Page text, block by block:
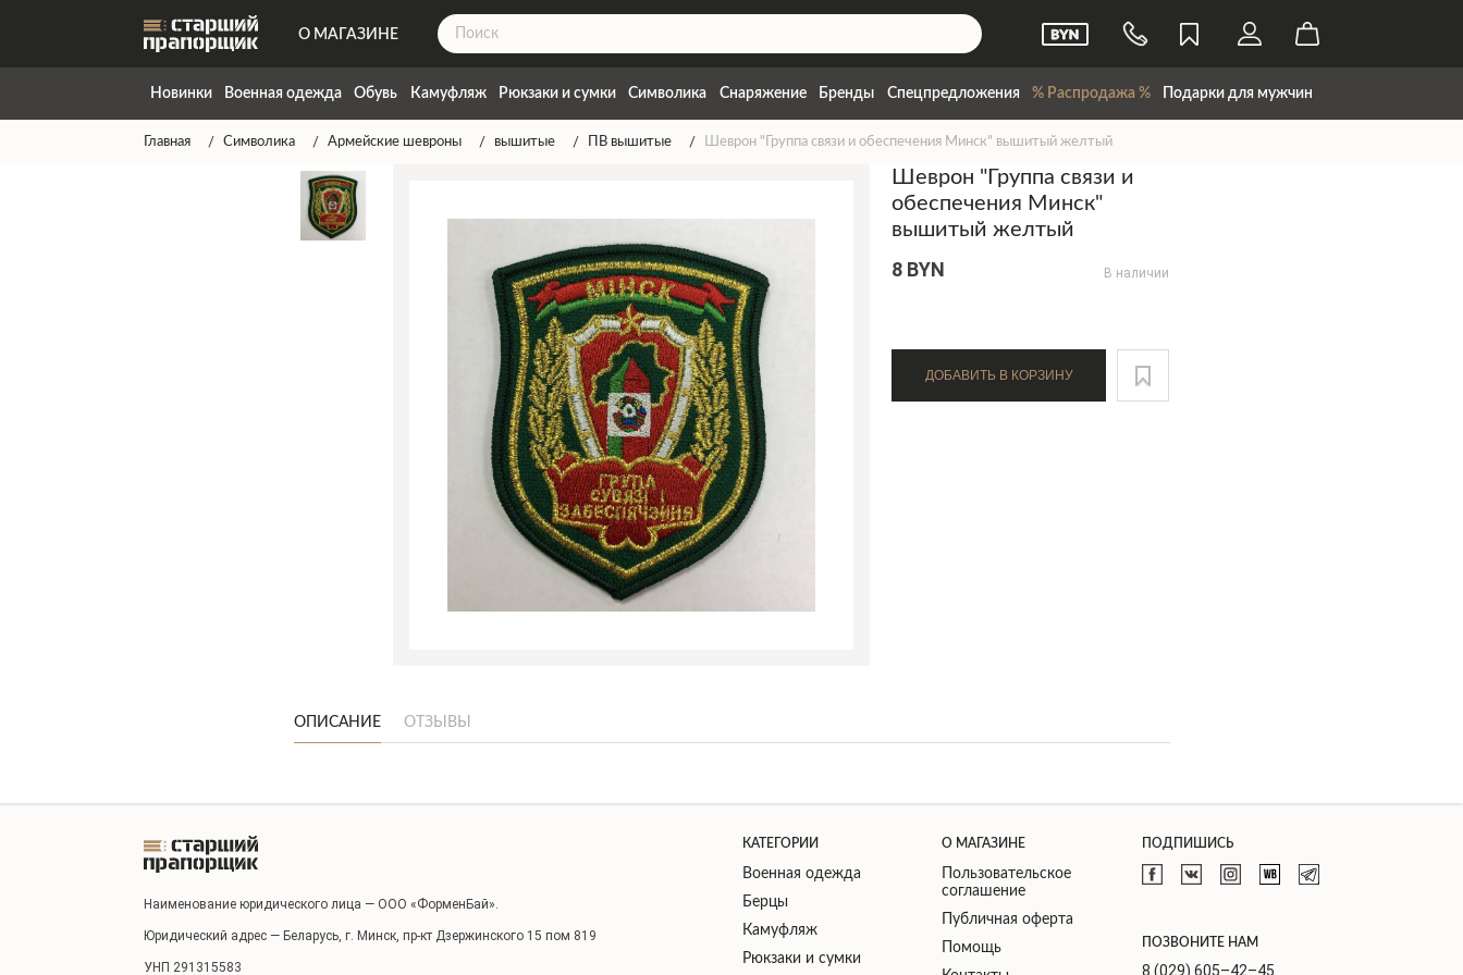
О МАГАЗИНЕ
ДОСТАВКА
КОНТАКТЫ
НАПИСАТЬ НАМ
ТАБЛИЦА РАЗМЕРОВ
Новинки Военная одежда Обувь Камуфляж Рюкзаки и сумки Символика Снаряжение Бренды Спецпредложения % Распродажа % Подарки для мужчин
Главная Символика Армейские шевроны вышитые ПВ вышитые Шеврон "Группа связи и обеспечения Минск" вышитый желтый
Шеврон "Группа связи и
обеспечения Минск"
вышитый желтый
8 BYN В наличии
ДОБАВИТЬ В КОРЗИНУ
ОПИСАНИЕ ОТЗЫВЫ
Наименование юридического лица — ООО «ФорменБай».
Юридический адрес — Беларусь, г. Минск, пр-кт Дзержинского 15 пом 819
УНП 291315583
КАТЕГОРИИ
Военная одежда
Берцы
Камуфляж
Рюкзаки и сумки
О МАГАЗИНЕ
Пользовательское
соглашение
Публичная оферта
Помощь
ПОДПИШИСЬ
ПОЗВОНИТЕ НАМ
8 (029) 605–42–45